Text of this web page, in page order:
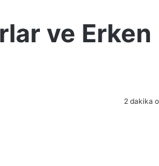
ve Erken
2 dakika